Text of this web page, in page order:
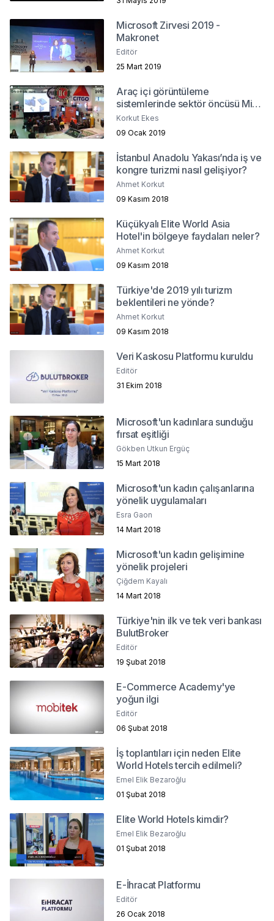
Microsoft Zirvesi 2019 -
Makronet
Editör
25 Mart 2019
Araç içi görüntüleme
sistemlerinde sektör öncüsü Mio
Türkiye'ye iddialı bir giriş yaptı
Korkut Ekes
09 Ocak 2019
İstanbul Anadolu Yakası’nda iş ve
kongre turizmi nasıl gelişiyor?
Ahmet Korkut
09 Kasım 2018
Küçükyalı Elite World Asia
Hotel'in bölgeye faydaları neler?
Ahmet Korkut
09 Kasım 2018
Türkiye'de 2019 yılı turizm
beklentileri ne yönde?
Ahmet Korkut
09 Kasım 2018
Veri Kaskosu Platformu kuruldu
Editör
31 Ekim 2018
Microsoft'un kadınlara sunduğu
fırsat eşitliği
Gökben Utkun Ergüç
15 Mart 2018
Microsoft'un kadın çalışanlarına
yönelik uygulamaları
Esra Gaon
14 Mart 2018
Microsoft'un kadın gelişimine
yönelik projeleri
Çiğdem Kayalı
14 Mart 2018
Türkiye'nin ilk ve tek veri bankası
BulutBroker
Editör
19 Şubat 2018
E-Commerce Academy'ye
yoğun ilgi
Editör
06 Şubat 2018
İş toplantıları için neden Elite
World Hotels tercih edilmeli?
Emel Elik Bezaroğlu
01 Şubat 2018
Elite World Hotels kimdir?
Emel Elik Bezaroğlu
01 Şubat 2018
E-İhracat Platformu
Editör
26 Ocak 2018